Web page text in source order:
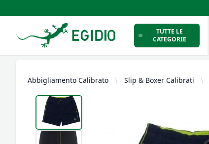
Intimo Egidio
TUTTE LE
CATEGORIE
Abbigliamento Calibrato Slip & Boxer Calibrati